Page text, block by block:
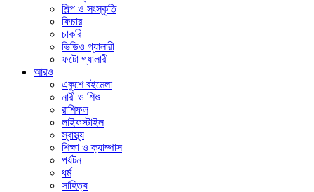
শিল্প ও সংস্কৃতি
ফিচার
চাকরি
ভিডিও গ্যালারী
ফটো গ্যালারী
আরও
একুশে বইমেলা
নারী ও শিশু
রাশিফল
লাইফস্টাইল
স্বাস্থ্য
শিক্ষা ও ক্যাম্পাস
পর্যটন
ধর্ম
সাহিত্য